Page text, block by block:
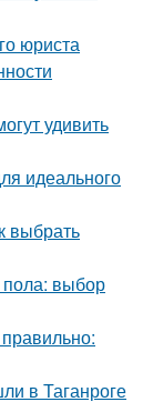
юриста
удивить
идеального
выбрать
выбор
в Таганроге